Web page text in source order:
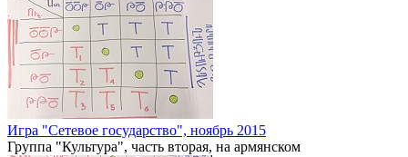
Игра "Сетевое государство", ноябрь 2015
Группа "Культура", часть вторая, на армянском